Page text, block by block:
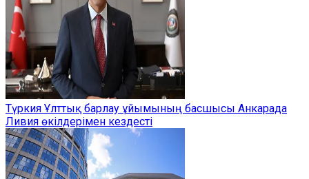
Түркия Ұлттық барлау ұйымының басшысы Анкарада
Ливия өкілдерімен кездесті